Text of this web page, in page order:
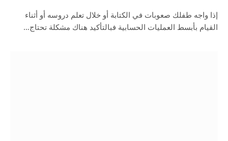
إذا واجه طفلك صعوبات في الكتابة أو خلال تعلم دروسه أو أثناء
القيام بأبسط العمليات الحسابية فبالتأكيد هناك مشكلة تحتاج…